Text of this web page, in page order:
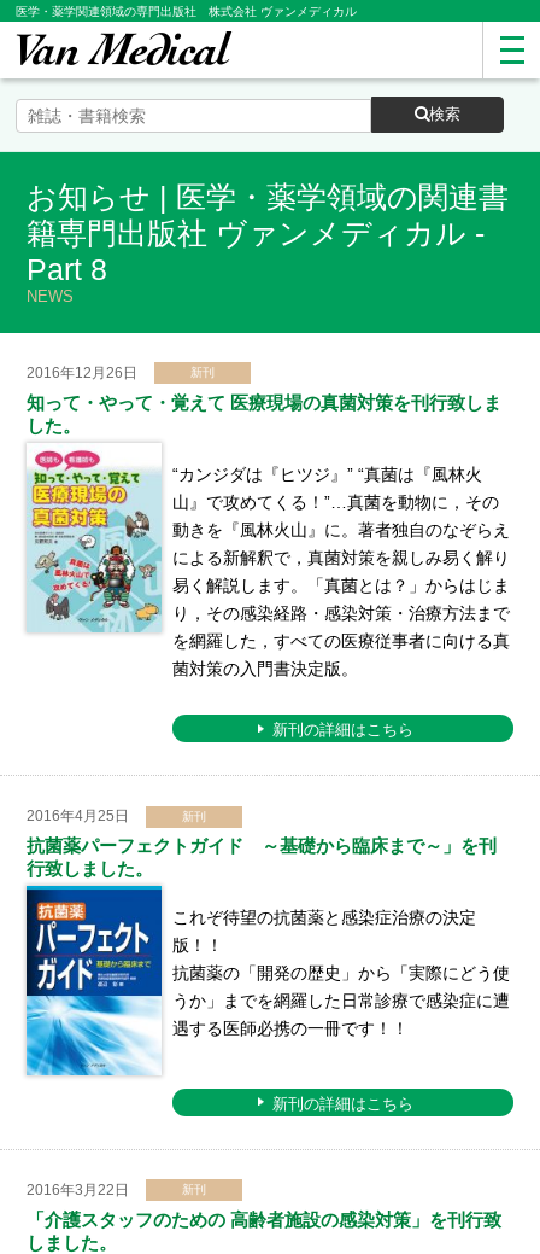
医学・薬学関連領域の専門出版社 株式会社 ヴァンメディカル
検索
お知らせ | 医学・薬学領域の関連書
籍専門出版社 ヴァンメディカル -
Part 8
NEWS
2016年12月26日 新刊
知って・やって・覚えて 医療現場の真菌対策を刊行致しま
した。
“カンジダは『ヒツジ』” “真菌は『風林火
山』で攻めてくる！”…真菌を動物に，その
動きを『風林火山』に。著者独自のなぞらえ
による新解釈で，真菌対策を親しみ易く解り
易く解説します。「真菌とは？」からはじま
り，その感染経路・感染対策・治療方法まで
を網羅した，すべての医療従事者に向ける真
菌対策の入門書決定版。
新刊の詳細はこちら
2016年4月25日 新刊
抗菌薬パーフェクトガイド ～基礎から臨床まで～」を刊
行致しました。
これぞ待望の抗菌薬と感染症治療の決定
版！！
抗菌薬の「開発の歴史」から「実際にどう使
うか」までを網羅した日常診療で感染症に遭
遇する医師必携の一冊です！！
新刊の詳細はこちら
2016年3月22日 新刊
「介護スタッフのための 高齢者施設の感染対策」を刊行致
しました。